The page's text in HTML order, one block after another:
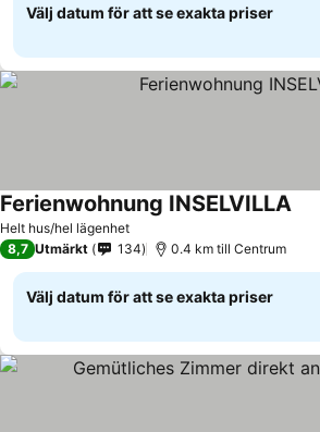
Välj datum för att se exakta priser
Helt hus/hel lägenhet
Ferienwohnung INSELVILLASe
8,7 Utmärkt 134 0.4 km till Centrum
Välj datum för att se exakta priser